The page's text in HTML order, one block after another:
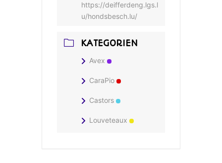
https://deifferdeng.lgs.l
u/hondsbesch.lu/
KATEGORIEN
Avex
CaraPio
Castors
Louveteaux